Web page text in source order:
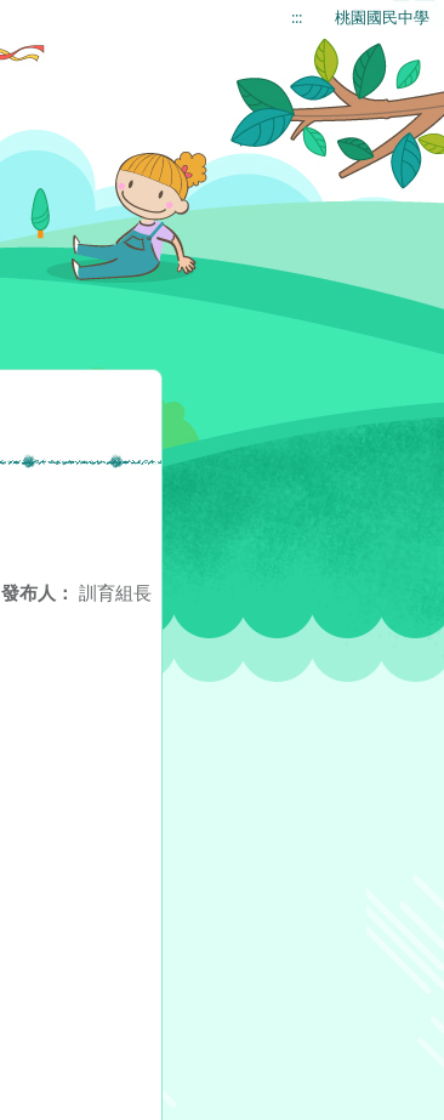
::: 桃園國民中學
發布人： 訓育組長